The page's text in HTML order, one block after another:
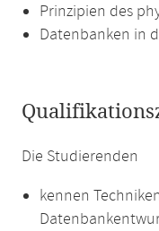
Prinzipien des
Datenbanken in
Die Studierenden
kennen